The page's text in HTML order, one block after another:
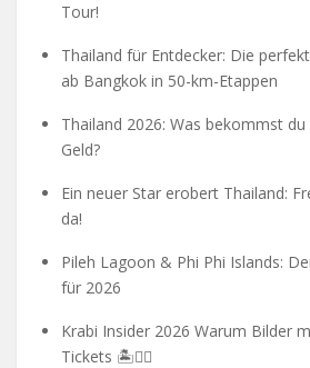
Tour!
Thailand für Entdecker: Die
ab Bangkok in 50-km-Etappen
Thailand 2026: Was bekommst
Geld?
Ein neuer Star erobert Thailand:
da!
Pileh Lagoon & Phi Phi Islands:
für 2026
Krabi Insider 2026 Warum Bilder
Tickets 🏝️🧗‍♂️